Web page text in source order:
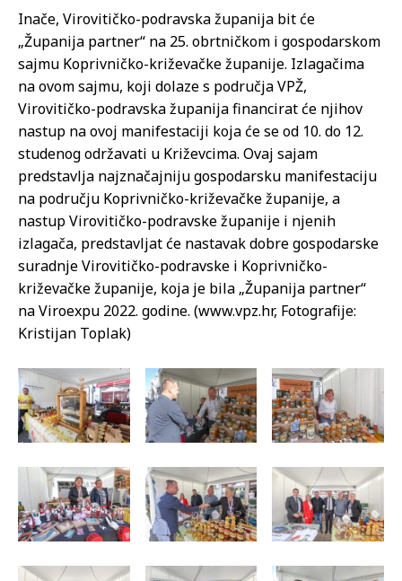
Inače, Virovitičko-podravska županija bit će
„Županija partner“ na 25. obrtničkom i gospodarskom
sajmu Koprivničko-križevačke županije. Izlagačima
na ovom sajmu, koji dolaze s područja VPŽ,
Virovitičko-podravska županija financirat će njihov
nastup na ovoj manifestaciji koja će se od 10. do 12.
studenog održavati u Križevcima. Ovaj sajam
predstavlja najznačajniju gospodarsku manifestaciju
na području Koprivničko-križevačke županije, a
nastup Virovitičko-podravske županije i njenih
izlagača, predstavljat će nastavak dobre gospodarske
suradnje Virovitičko-podravske i Koprivničko-
križevačke županije, koja je bila „Županija partner“
na Viroexpu 2022. godine. (www.vpz.hr, Fotografije:
Kristijan Toplak)